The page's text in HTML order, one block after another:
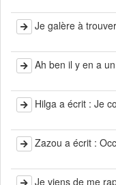
Je galère à
Ah ben il y en a
Hilga a écrit : Je
Zazou a écrit :
Je viens de me